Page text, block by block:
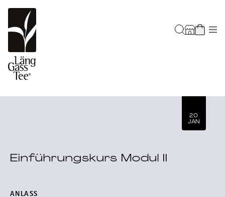
20
JAN
Einführungskurs Modul II
ANLASS